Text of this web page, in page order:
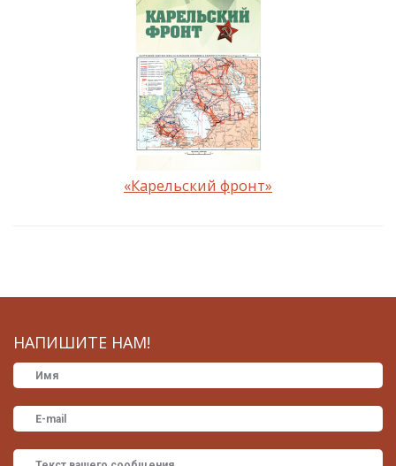
«Карельский фронт»
НАПИШИТЕ НАМ!